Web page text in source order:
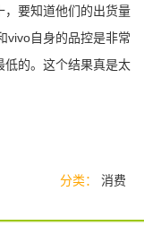
，要知道他们的出货量
vivo自身的品控是非常
低的。这个结果真是太
分类： 消费